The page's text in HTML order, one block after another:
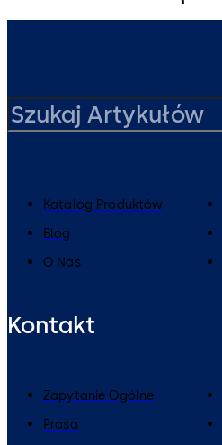
Katalog Produktów
Blog
O Nas
Kontakt
Zapytanie Ogólne
Prasa